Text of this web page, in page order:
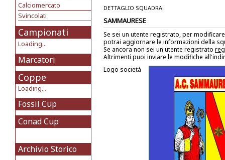
Calciomercato
Svincolati
Campionati
Loading...
Marcatori
Coppe
Loading...
Fossil Cup
Conad Cup
Archivio Storico
DETTAGLIO SQUADRA:
SAMMAURESE
Se sei un utente registrato, per
potrai aggiornare le informazioni della
Se ancora non sei un utente registrato
Altrimenti puoi inviare le modifiche
Logo società